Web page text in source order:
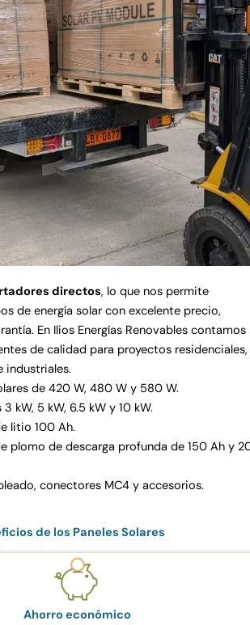
directos, lo que nos permite
de energía solar con excelente precio,
En Ilios Energías Renovables contamos
de calidad para proyectos residenciales,
industriales.
de 420 W, 480 W y 580 W.
3 kW, 5 kW, 6.5 kW y 10 kW.
litio 100 Ah.
plomo de descarga profunda de 150 Ah y
conectores MC4 y accesorios.
de los Paneles Solares
Ahorro económico